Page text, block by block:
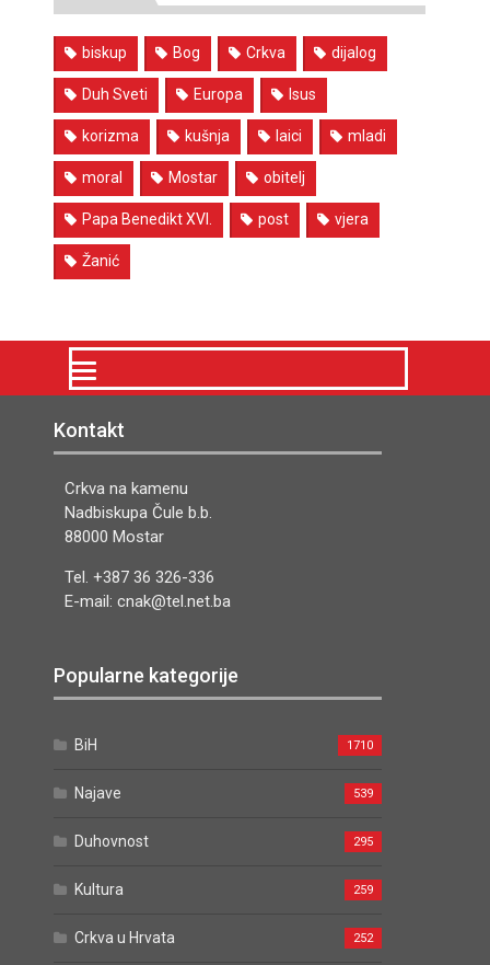
biskup Bog Crkva dijalog
Duh Sveti Europa Isus
korizma kušnja laici mladi
moral Mostar obitelj
Papa Benedikt XVI. post vjera
Žanić
Kontakt
Crkva na kamenu
Nadbiskupa Čule b.b.
88000 Mostar
Tel. +387 36 326-336
E-mail: cnak@tel.net.ba
Popularne kategorije
BiH 1710
Najave 539
Duhovnost 295
Kultura 259
Crkva u Hrvata 252